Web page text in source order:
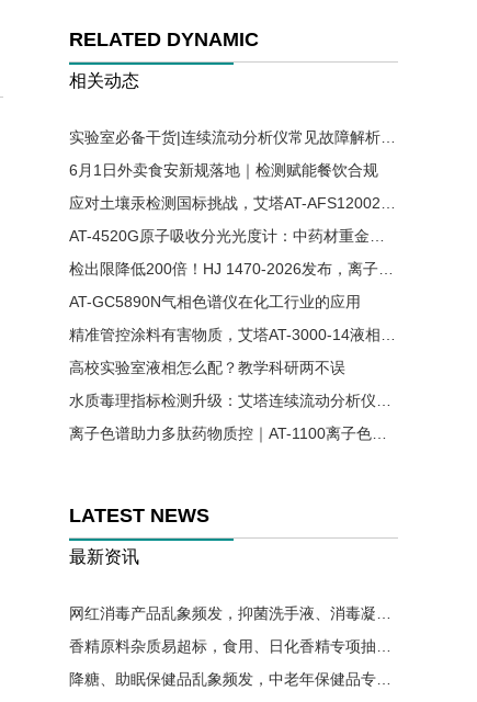
RELATED DYNAMIC
相关动态
6月1日外卖食安新规落地｜检测赋能餐饮合规
AT-GC5890N气相色谱仪在化工行业的应用
高校实验室液相怎么配？教学科研两不误
LATEST NEWS
最新资讯